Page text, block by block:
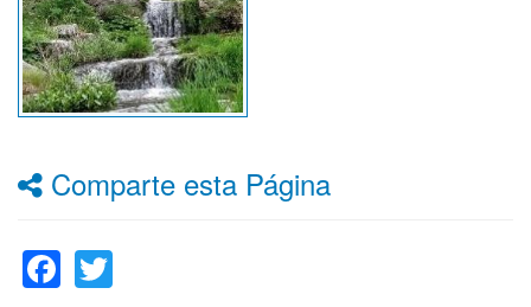
Comparte esta Página
Facebook